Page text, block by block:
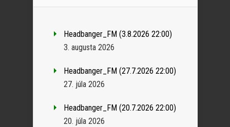
Headbanger_FM (3.8.2026 22:00)
3. augusta 2026
Headbanger_FM (27.7.2026 22:00)
27. júla 2026
Headbanger_FM (20.7.2026 22:00)
20. júla 2026